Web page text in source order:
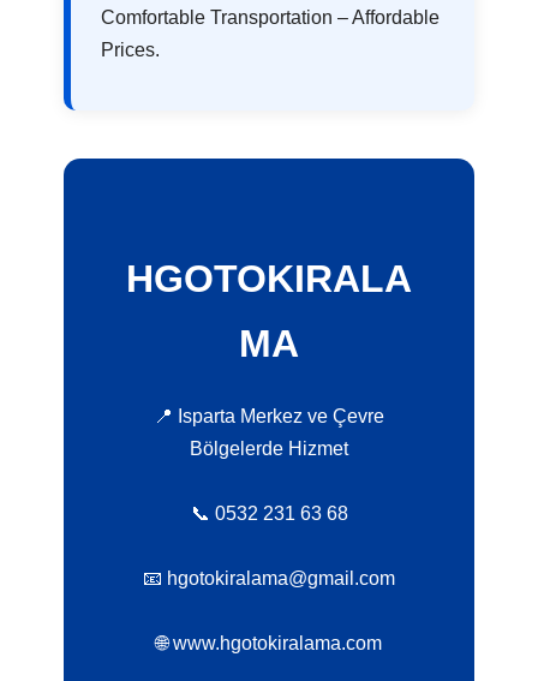
Comfortable Transportation – Affordable
Prices.
HGOTOKIRALA
MA
📍 Isparta Merkez ve Çevre
Bölgelerde Hizmet
📞 0532 231 63 68
📧 hgotokiralama@gmail.com
🌐 www.hgotokiralama.com